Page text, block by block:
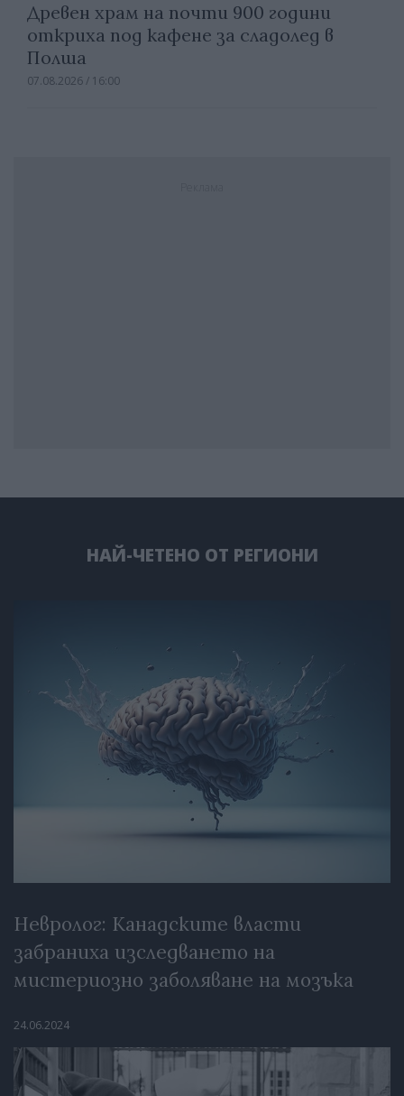
Древен храм на почти 900 години
откриха под кафене за сладолед в
Полша
07.08.2026 / 16:00
НАЙ-ЧЕТЕНО ОТ РЕГИОНИ
Невролог: Канадските власти
забраниха изследването на
мистериозно заболяване на мозъка
24.06.2024